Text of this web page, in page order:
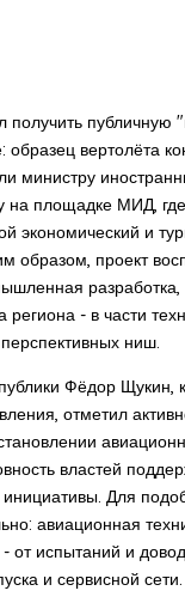
получить публичную
образец вертолёта
министру
на площадке МИД, где
экономический и
образом, проект
разработка,
- в части
ниш.
Фёдор Щукин,
отметил
властей
инициативы. Для
авиационная
от испытаний и
и сервисной сети.